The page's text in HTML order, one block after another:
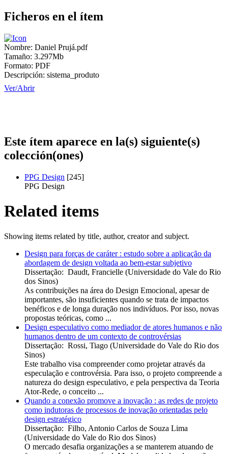
Ficheros en el ítem
Nombre: Daniel Prujá.pdf
Tamaño: 3.297Mb
Formato: PDF
Descripción: sistema_produto
Ver/Abrir
Este ítem aparece en la(s) siguiente(s)
colección(ones)
PPG Design [245]
PPG Design
Related items
Showing items related by title, author, creator and subject.
Design para forças de caráter : estudo sobre a aplicação da
abordagem de design voltada ao bem-estar subjetivo
Dissertação: Daudt, Francielle (Universidade do Vale do Rio
dos Sinos)
As contribuições na área do Design Emocional, apesar de
importantes, são insuficientes quando se trata de impactos
benéficos e de longa duração nos indivíduos. Por isso, novas
propostas teóricas, como ...
Design especulativo como mediador de atores humanos e não
humanos dentro de um contexto de controvérsias
Dissertação: Rossi, Tiago (Universidade do Vale do Rio dos
Sinos)
Este trabalho visa compreender como projetar através da
especulação e controvérsia. Para isso, o projeto compreende a
natureza do design especulativo, e pela perspectiva da Teoria
Ator-Rede, o conceito ...
Quando a conexão promove a inovação : as redes de projeto
como indutoras de processos de inovação orientadas pelo
design estratégico
Dissertação: Filho, Antonio Carlos de Souza Lima
(Universidade do Vale do Rio dos Sinos)
O mercado desafia organizações a se manterem atuando de